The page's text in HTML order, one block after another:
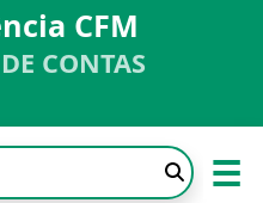
CFM
CONTAS
☰